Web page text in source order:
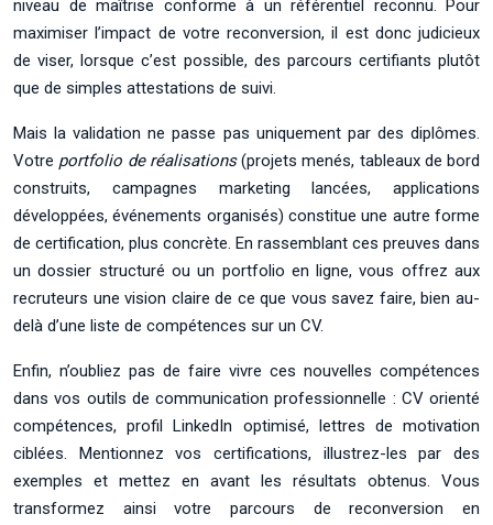
niveau de maîtrise conforme à un référentiel reconnu. Pour
maximiser l’impact de votre reconversion, il est donc judicieux
de viser, lorsque c’est possible, des parcours certifiants plutôt
que de simples attestations de suivi.
Mais la validation ne passe pas uniquement par des diplômes.
Votre portfolio de réalisations(projets menés, tableaux de bord
construits, campagnes marketing lancées, applications
développées, événements organisés) constitue une autre forme
de certification, plus concrète. En rassemblant ces preuves dans
un dossier structuré ou un portfolio en ligne, vous offrez aux
recruteurs une vision claire de ce que vous savez faire, bien au-
delà d’une liste de compétences sur un CV.
Enfin, n’oubliez pas de faire vivre ces nouvelles compétences
dans vos outils de communication professionnelle : CV orienté
compétences, profil LinkedIn optimisé, lettres de motivation
ciblées. Mentionnez vos certifications, illustrez-les par des
exemples et mettez en avant les résultats obtenus. Vous
transformez ainsi votre parcours de reconversion en